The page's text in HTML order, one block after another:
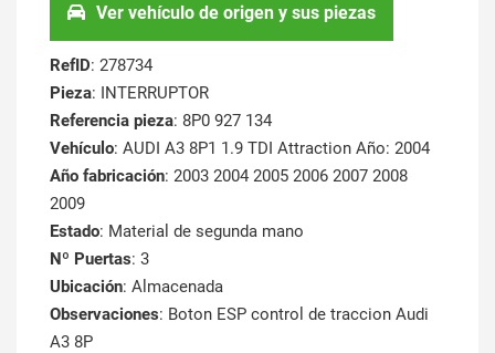
Ver vehículo de origen y sus piezas
RefID: 278734
Pieza: INTERRUPTOR
Referencia pieza: 8P0 927 134
Vehículo: AUDI A3 8P1 1.9 TDI Attraction Año: 2004
Año fabricación: 2003 2004 2005 2006 2007 2008
2009
Estado: Material de segunda mano
Nº Puertas: 3
Ubicación: Almacenada
Observaciones: Boton ESP control de traccion Audi
A3 8P